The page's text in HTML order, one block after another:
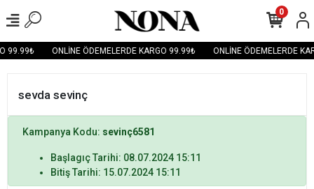
99.99₺ ONLİNE ÖDEMELERDE KARGO 99.99₺ ONLİNE ÖDEMELERDE
0
sevda sevinç
Kampanya Kodu: sevinç6581
Başlagıç Tarihi: 08.07.2024 15:11
Bitiş Tarihi: 15.07.2024 15:11